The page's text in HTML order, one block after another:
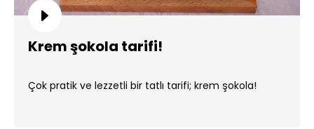
Krem şokola tarifi!
Çok pratik ve lezzetli bir tatlı tarifi; krem şokola!